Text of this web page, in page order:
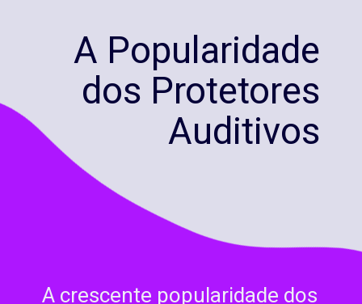
A Popularidade
dos Protetores
Auditivos
A crescente popularidade dos